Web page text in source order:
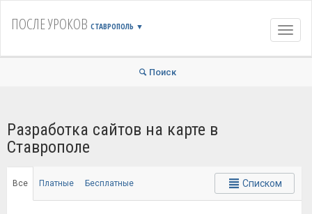
ПОСЛЕ УРОКОВ СТАВРОПОЛЬ ▼
Поиск
Разработка сайтов на карте в
Ставрополе
Все Платные Бесплатные Списком